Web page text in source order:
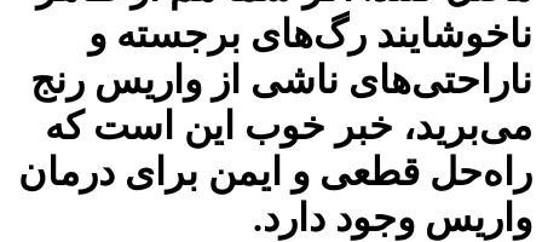
ناخوشایند رگ‌های برجسته و
ناراحتی‌های ناشی از واریس رنج
می‌برید، خبر خوب این است که
راه‌حل قطعی و ایمن برای درمان
واریس وجود دارد.